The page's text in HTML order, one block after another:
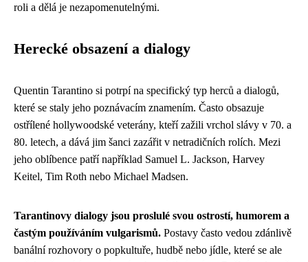
roli a dělá je nezapomenutelnými.
Herecké obsazení a dialogy
Quentin Tarantino si potrpí na specifický typ herců a dialogů,
které se staly jeho poznávacím znamením. Často obsazuje
ostřílené hollywoodské veterány, kteří zažili vrchol slávy v 70. a
80. letech, a dává jim šanci zazářit v netradičních rolích. Mezi
jeho oblíbence patří například Samuel L. Jackson, Harvey
Keitel, Tim Roth nebo Michael Madsen.
Tarantinovy dialogy jsou proslulé svou ostrostí, humorem a
častým používáním vulgarismů. Postavy často vedou zdánlivě
banální rozhovory o popkultuře, hudbě nebo jídle, které se ale